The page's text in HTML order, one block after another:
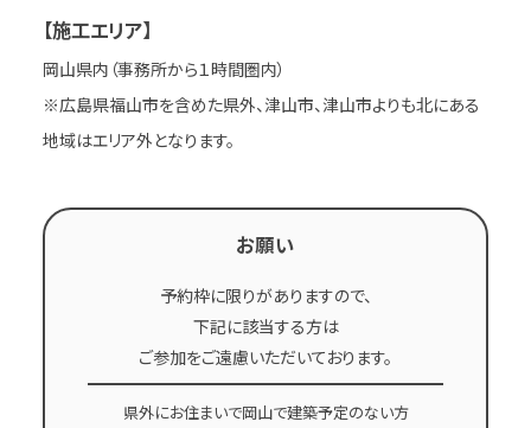
【施工エリア】
岡山県内（事務所から１時間圏内）
※広島県福山市を含めた県外、津山市、津山市よりも北にある
地域はエリア外となります。
お願い
予約枠に限りがありますので、
下記に該当する方は
ご参加をご遠慮いただいております。
県外にお住まいで岡山で建築予定のない方